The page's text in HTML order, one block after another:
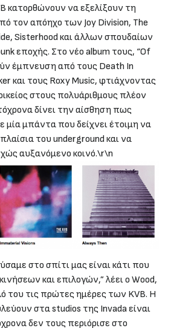
κατορθώνουν να εξελίξουν τη
τον απόηχο των Joy Division, The
Sisterhood και άλλων σπουδαίων
εποχής. Στο νέο album τους, “Of
έμπνευση από τους Death In
και τους Roxy Music, φτιάχνοντας
στους πολυάριθμους πλέον
δίνει την αίσθηση πως
μία μπάντα που δείχνει έτοιμη να
του underground και να
αυξανόμενο κοινό.\r\n
στο σπίτι μας είναι κάτι που
και επιλογών,” λέει ο Wood,
του τις πρώτες ημέρες των KVB. Η
στα studios της Invada είναι
δεν τους περιόρισε στο